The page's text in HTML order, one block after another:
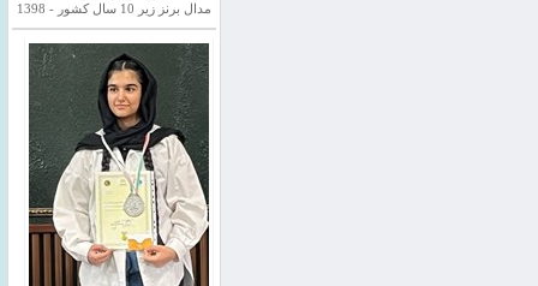
مدال برنز زیر 10 سال کشور - 1398